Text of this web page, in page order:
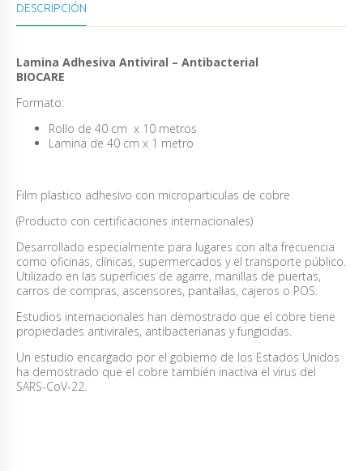
DESCRIPCIÓN
Lamina Adhesiva Antiviral – Antibacterial
BIOCARE
Formato:
Rollo de 40 cm x 10 metros
Lamina de 40 cm x 1 metro
Film plastico adhesivo con microparticulas de cobre
(Producto con certificaciones internacionales)
Desarrollado especialmente para lugares con alta frecuencia
como oficinas, clínicas, supermercados y el transporte público.
Utilizado en las superficies de agarre, manillas de puertas,
carros de compras, ascensores, pantallas, cajeros o POS.
Estudios internacionales han demostrado que el cobre tiene
propiedades antivirales, antibacterianas y fungicidas.
Un estudio encargado por el gobierno de los Estados Unidos
ha demostrado que el cobre también inactiva el virus del
SARS-CoV-22.